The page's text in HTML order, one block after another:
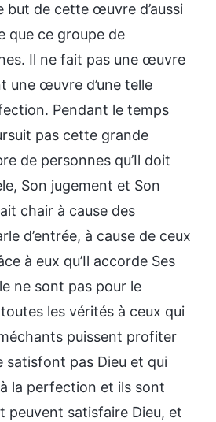
but de cette œuvre d’aussi
que ce groupe de
Il ne fait pas une œuvre
une œuvre d’une telle
Pendant le temps
pas cette grande
de personnes qu’Il doit
Son jugement et Son
chair à cause des
d’entrée, à cause de ceux
à eux qu’Il accorde Ses
ne sont pas pour le
les vérités à ceux qui
puissent profiter
satisfont pas Dieu et qui
la perfection et ils sont
peuvent satisfaire Dieu, et